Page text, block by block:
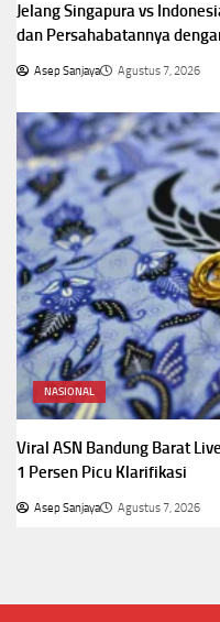
Jelang Singapura vs
dan Persahabatannya
Asep Sanjaya Agustus 7, 2026
NASIONAL
Viral ASN Bandung Barat
1 Persen Picu Klarifikasi
Asep Sanjaya Agustus 7, 2026